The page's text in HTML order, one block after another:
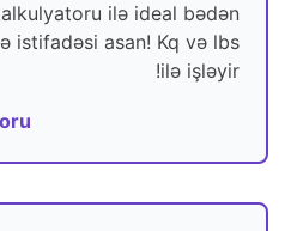
ilə ideal bədən
istifadəsi asan! Kq və lbs
ilə işləyir!